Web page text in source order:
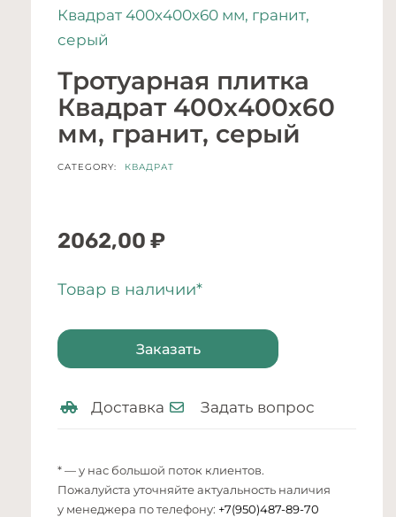
Квадрат 400х400х60 мм, гранит,
серый
Тротуарная плитка
Квадрат 400х400х60
мм, гранит, серый
CATEGORY: КВАДРАТ
2062,00 ₽
Товар в наличии*
Заказать
Доставка Задать вопрос
* — у нас большой поток клиентов.
Пожалуйста уточняйте актуальность наличия
у менеджера по телефону: +7(950)487-89-70